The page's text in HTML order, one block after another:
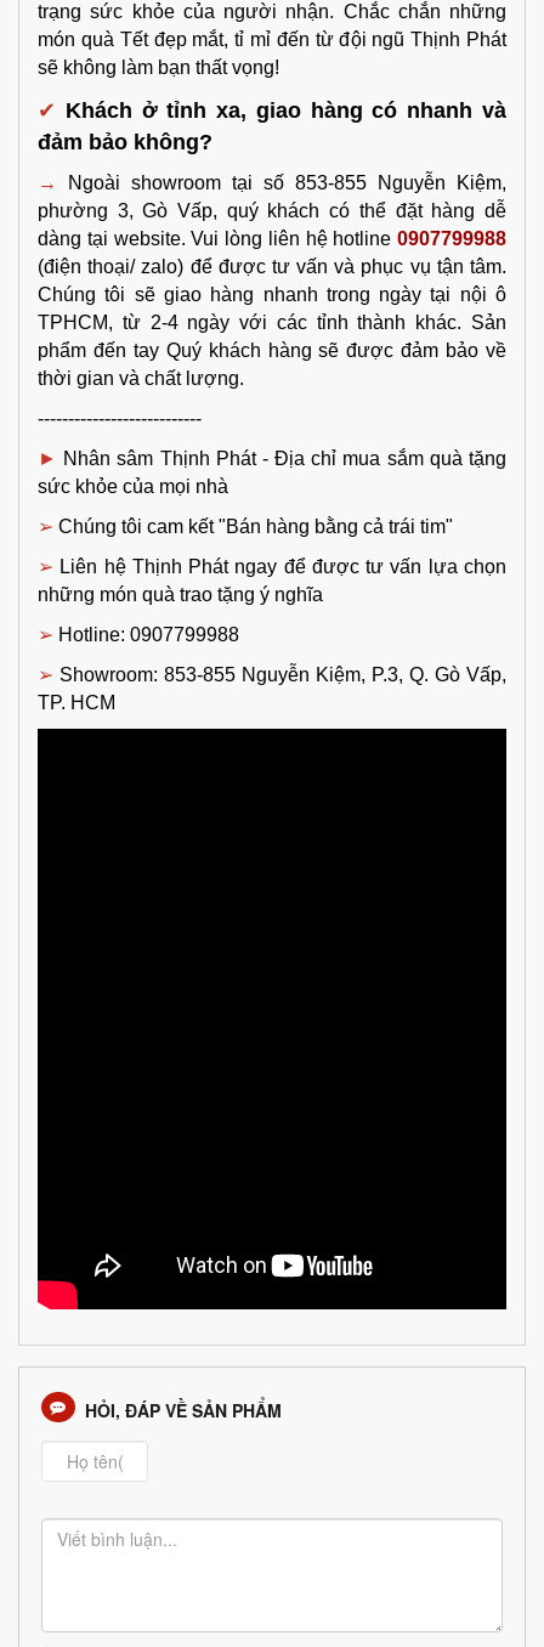
trạng sức khỏe của người nhận. Chắc chắn những
món quà Tết đẹp mắt, tỉ mỉ đến từ đội ngũ Thịnh Phát
sẽ không làm bạn thất vọng!
✔ Khách ở tỉnh xa, giao hàng có nhanh và
đảm bảo không?
→
Ngoài showroom tại số 853-855 Nguyễn Kiệm,
phường 3, Gò Vấp, quý khách có thể đặt hàng dễ
dàng tại website. Vui lòng liên hệ hotline 0907799988
(điện thoại/ zalo) để được tư vấn và phục vụ tận tâm.
Chúng tôi sẽ giao hàng nhanh trong ngày tại nội ô
TPHCM, từ 2-4 ngày với các tỉnh thành khác. Sản
phẩm đến tay Quý khách hàng sẽ được đảm bảo về
thời gian và chất lượng.
---------------------------
► Nhân sâm Thịnh Phát - Địa chỉ mua sắm quà tặng
sức khỏe của mọi nhà
➢ Chúng tôi cam kết "Bán hàng bằng cả trái tim"
➢ Liên hệ Thịnh Phát ngay để được tư vấn lựa chọn
những món quà trao tặng ý nghĩa
➢ Hotline: 0907799988
➢ Showroom: 853-855 Nguyễn Kiệm, P.3, Q. Gò Vấp,
TP. HCM
HỎI, ĐÁP VỀ SẢN PHẨM